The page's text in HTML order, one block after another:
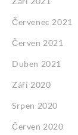
Červenec 2021
Červen 2021
Duben 2021
Září 2020
Srpen 2020
Červen 2020